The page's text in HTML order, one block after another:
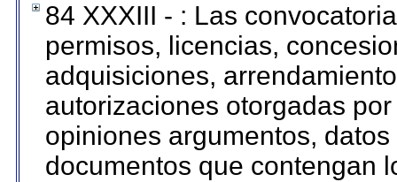
84 XXXIII - : Las
permisos, licencias,
adquisiciones,
autorizaciones otorgadas
opiniones argumentos,
documentos que contengan